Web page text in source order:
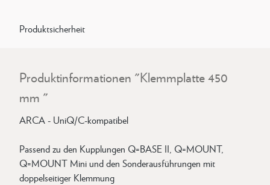
Produktsicherheit
Produktinformationen "Klemmplatte 450
mm "
ARCA - UniQ/C-kompatibel
Passend zu den Kupplungen Q=BASE II, Q=MOUNT,
Q=MOUNT Mini und den Sonderausführungen mit
doppelseitiger Klemmung